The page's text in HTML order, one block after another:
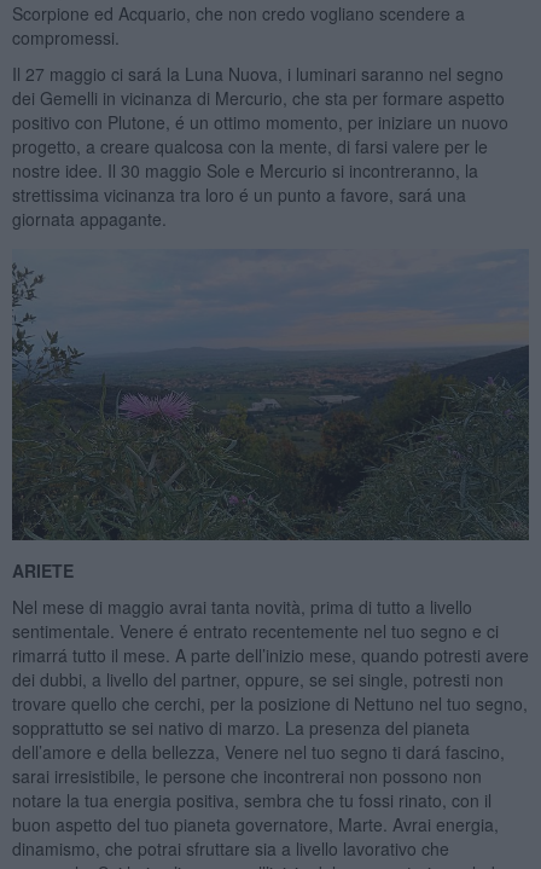
Scorpione ed Acquario, che non credo vogliano scendere a
compromessi.
Il 27 maggio ci sará la Luna Nuova, i luminari saranno nel segno
dei Gemelli in vicinanza di Mercurio, che sta per formare aspetto
positivo con Plutone, é un ottimo momento, per iniziare un nuovo
progetto, a creare qualcosa con la mente, di farsi valere per le
nostre idee. Il 30 maggio Sole e Mercurio si incontreranno, la
strettissima vicinanza tra loro é un punto a favore, sará una
giornata appagante.
ARIETE
Nel mese di maggio avrai tanta novità, prima di tutto a livello
sentimentale. Venere é entrato recentemente nel tuo segno e ci
rimarrá tutto il mese. A parte dell’inizio mese, quando potresti avere
dei dubbi, a livello del partner, oppure, se sei single, potresti non
trovare quello che cerchi, per la posizione di Nettuno nel tuo segno,
sopprattutto se sei nativo di marzo. La presenza del pianeta
dell’amore e della bellezza, Venere nel tuo segno ti dará fascino,
sarai irresistibile, le persone che incontrerai non possono non
notare la tua energia positiva, sembra che tu fossi rinato, con il
buon aspetto del tuo pianeta governatore, Marte. Avrai energia,
dinamismo, che potrai sfruttare sia a livello lavorativo che